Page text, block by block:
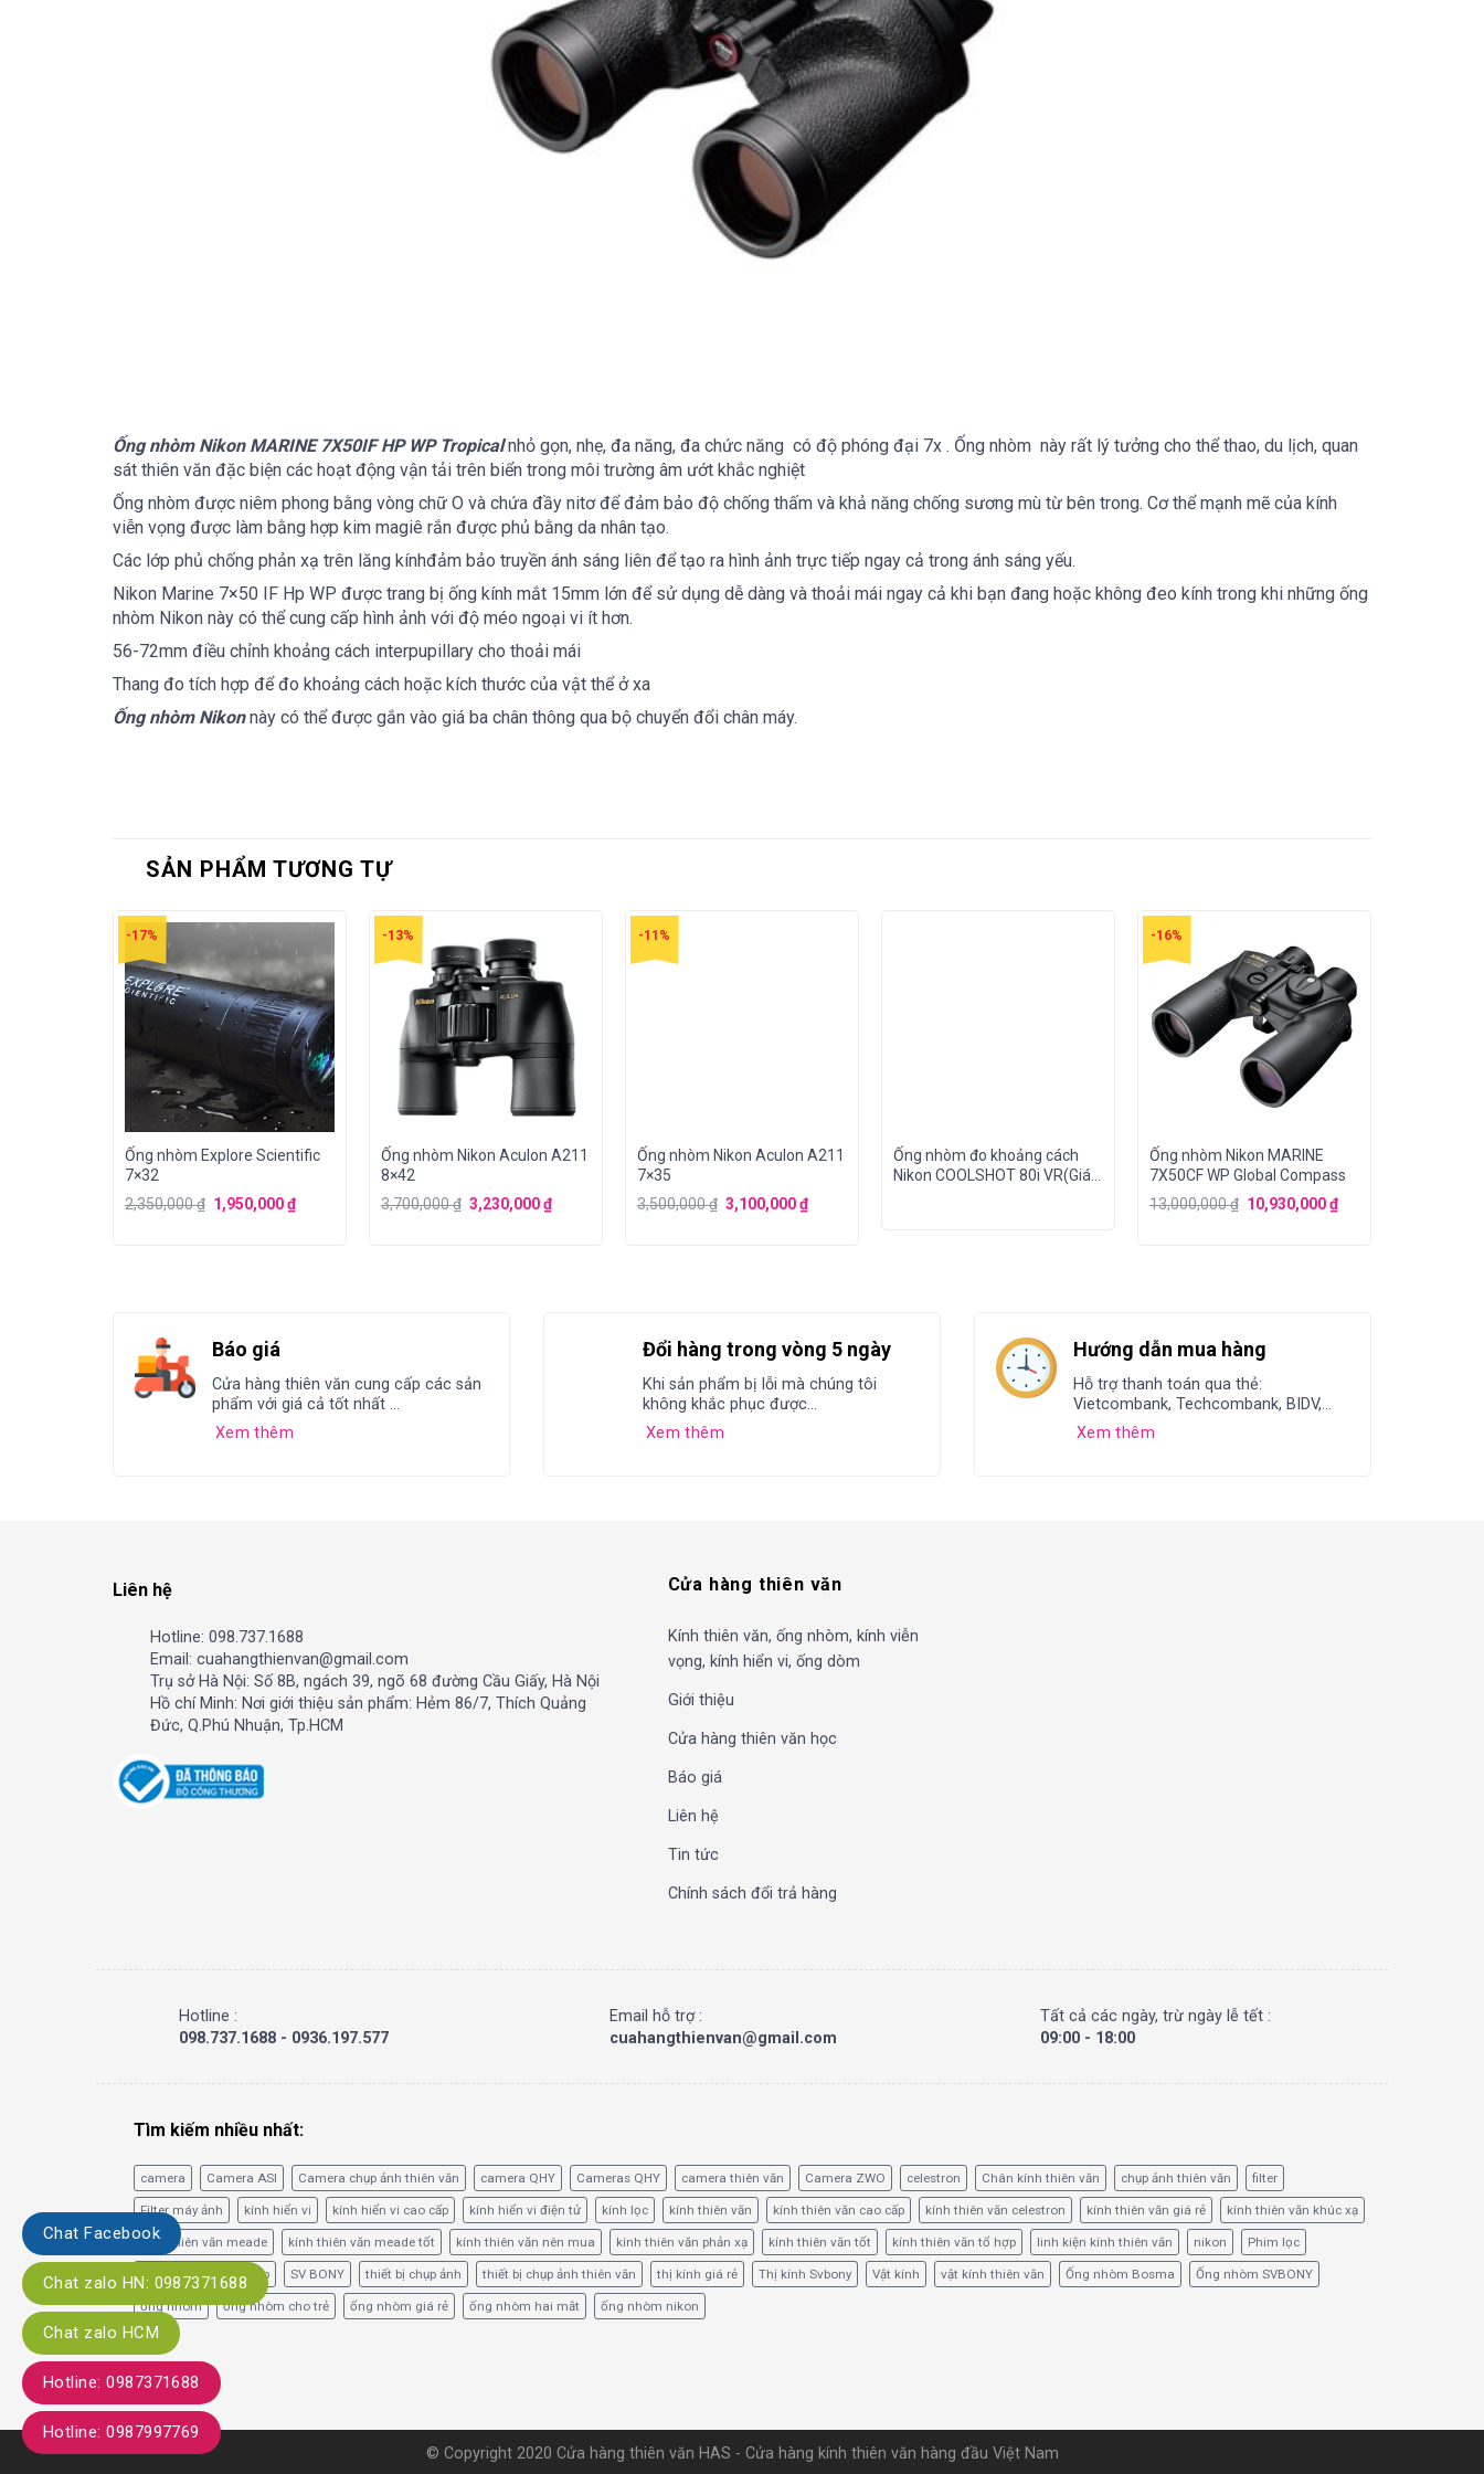
Ống nhòm Nikon MARINE 7X50IF HP WP Tropicalnhỏ gọn, nhẹ, đa năng, đa chức năng có độ phóng đại 7x . Ống nhòm này rất lý tưởng cho thể thao, du lịch, quan
sát thiên văn đặc biện các hoạt động vận tải trên biển trong môi trường âm ướt khắc nghiệt
Ống nhòm được niêm phong bằng vòng chữ O và chứa đầy nitơ để đảm bảo độ chống thấm và khả năng chống sương mù từ bên trong. Cơ thể mạnh mẽ của kính
viễn vọng được làm bằng hợp kim magiê rắn được phủ bằng da nhân tạo.
Các lớp phủ chống phản xạ trên lăng kínhđảm bảo truyền ánh sáng liên ​​để tạo ra hình ảnh trực tiếp ngay cả trong ánh sáng yếu.
Nikon Marine 7×50 IF Hp WP được trang bị ống kính mắt 15mm lớn để sử dụng dễ dàng và thoải mái ngay cả khi bạn đang hoặc không đeo kính trong khi những ống
nhòm Nikon này có thể cung cấp hình ảnh với độ méo ngoại vi ít hơn.
56-72mm điều chỉnh khoảng cách interpupillary cho thoải mái
Thang đo tích hợp để đo khoảng cách hoặc kích thước của vật thể ở xa
Ống nhòm Nikonnày có thể được gắn vào giá ba chân thông qua bộ chuyển đổi chân máy.
SẢN PHẨM TƯƠNG TỰ
-17%
Ống nhòm Explore Scientific
7×32
2,350,000₫ 1,950,000₫
-13%
Ống nhòm Nikon Aculon A211
8×42
3,700,000₫ 3,230,000₫
-11%
Ống nhòm Nikon Aculon A211
7×35
3,500,000₫ 3,100,000₫
Ống nhòm đo khoảng cách
Nikon COOLSHOT 80i VR(Giá
-16%
Ống nhòm Nikon MARINE
7X50CF WP Global Compass
13,000,000₫ 10,930,000₫
Báo giá
Cửa hàng thiên văn cung cấp các sản
phẩm với giá cả tốt nhất ...
Xem thêm
Đổi hàng trong vòng 5 ngày
Khi sản phẩm bị lỗi mà chúng tôi
không khắc phục được...
Xem thêm
Hướng dẫn mua hàng
Hỗ trợ thanh toán qua thẻ:
Vietcombank, Techcombank, BIDV,...
Xem thêm
Liên hệ
Hotline: 098.737.1688
Email: cuahangthienvan@gmail.com
Trụ sở Hà Nội: Số 8B, ngách 39, ngõ 68 đường Cầu Giấy, Hà Nội
Hồ chí Minh: Nơi giới thiệu sản phẩm: Hẻm 86/7, Thích Quảng
Đức, Q.Phú Nhuận, Tp.HCM
Cửa hàng thiên văn
Kính thiên văn, ống nhòm, kính viễn
vọng, kính hiển vi, ống dòm
Giới thiệu
Cửa hàng thiên văn học
Báo giá
Liên hệ
Tin tức
Chính sách đổi trả hàng
Hotline :
098.737.1688 - 0936.197.577
Email hỗ trợ :
cuahangthienvan@gmail.com
Tất cả các ngày, trừ ngày lễ tết :
09:00 - 18:00
Tìm kiếm nhiều nhất:
camera Camera ASI Camera chụp ảnh thiên văn camera QHY Cameras QHY camera thiên văn Camera ZWO celestron Chân kính thiên văn chụp ảnh thiên văn filter
Filter máy ảnh kính hiển vi kính hiển vi cao cấp kính hiển vi điện tử kính lọc kính thiên văn kính thiên văn cao cấp kính thiên văn celestron kính thiên văn giá rẻ kính thiên văn khúc xạ
kính thiên văn meade kính thiên văn meade tốt kính thiên văn nên mua kính thiên văn phản xạ kính thiên văn tốt kính thiên văn tổ hợp linh kiện kính thiên văn nikon Phim lọc
phim lọc băng tần hẹp SV BONY thiết bị chụp ảnh thiết bị chụp ảnh thiên văn thị kính giá rẻ Thị kính Svbony Vật kính vật kính thiên văn Ống nhòm Bosma Ống nhòm SVBONY
ống nhòm ống nhòm cho trẻ ống nhòm giá rẻ ống nhòm hai mắt ống nhòm nikon
© Copyright 2020 Cửa hàng thiên văn HAS - Cửa hàng kính thiên văn hàng đầu Việt Nam
Chat Facebook
Chat zalo HN: 0987371688
Chat zalo HCM
Hotline: 0987371688
Hotline: 0987997769